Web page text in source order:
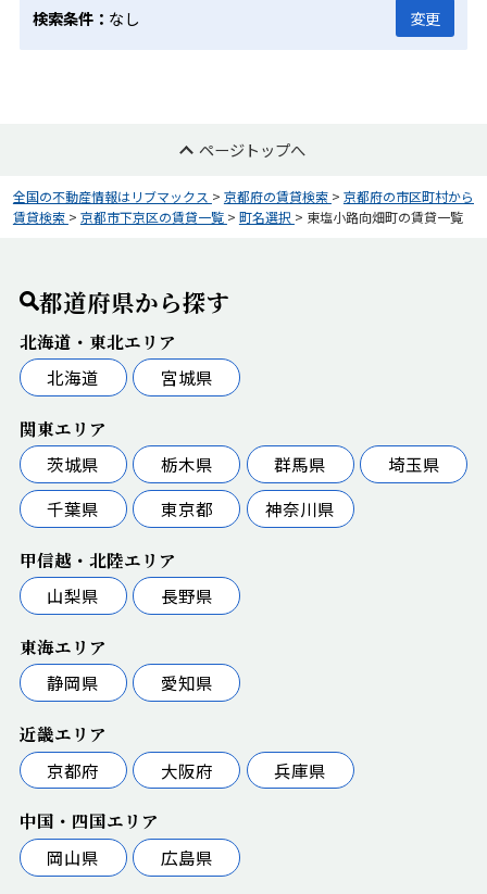
検索条件： なし 変更
ページトップへ
全国の不動産情報はリブマックス > 京都府の賃貸検索 > 京都府の市区町村から
賃貸検索 > 京都市下京区の賃貸一覧 > 町名選択 > 東塩小路向畑町の賃貸一覧
都道府県から探す
北海道・東北エリア
北海道
宮城県
関東エリア
茨城県
栃木県 群馬県
埼玉県
千葉県
東京都 神奈川県
甲信越・北陸エリア
山梨県
長野県
東海エリア
静岡県
愛知県
近畿エリア
京都府
大阪府 兵庫県
中国・四国エリア
岡山県
広島県